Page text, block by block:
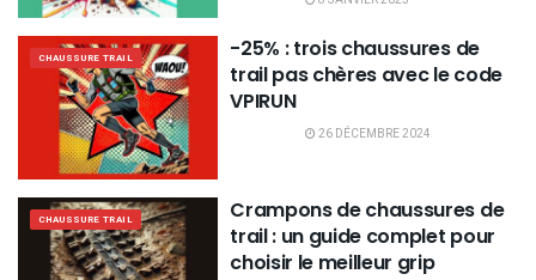
CHAUSSURE TRAIL
-25% : trois chaussures de
trail pas chères avec le code
VPIRUN
26 DÉCEMBRE 2024
CHAUSSURE TRAIL
Crampons de chaussures de
trail : un guide complet pour
choisir le meilleur grip